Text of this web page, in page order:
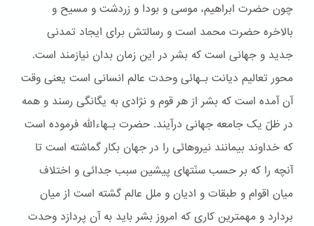
چون حضرت ابراهیم، موسی و بودا و زردشت و مسیح و
بالاخره حضرت محمد است و رسالتش برای ایجاد تمدنی
جدید و جهانی است که بشر در این زمان بدان نیازمند است.
محور تعالیم دیانت بـهائی وحدت عالم انسانی است یعنی وقت
آن آمده است که بشر از هر قوم و نژادی به یگانگی رسند و همه
در ظلّ یک جامعه جهانی درآیند. حضرت بـهاءالله فرموده است
که خداوند بیمانند نیروهائی را در جهان بکار گماشته است تا
آنچه را که بر حسب سنّتهای پیشین سبب جدائی و اختلاف
میان اقوام و طبقات و ادیان و ملل عالم گشته است از میان
بردارد و مهمترین کاری که امروز بشر باید به آن پردازد وحدت